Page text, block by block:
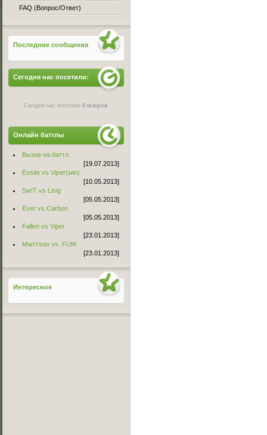
FAQ (Вопрос/Ответ)
Последние сообщения
Сегодня нас посетили:
Сегодня нас посетили0 юзеров
Онлайн баттлы
Вызов на баттл
[19.07.2013]
Exsite vs Viper(win)
[10.05.2013]
Sw!T vs Lisig
[05.05.2013]
Ever vs Carbon
[05.05.2013]
Fallen vs Viper
[23.01.2013]
ManYson vs. FUIK
[23.01.2013]
Интересное